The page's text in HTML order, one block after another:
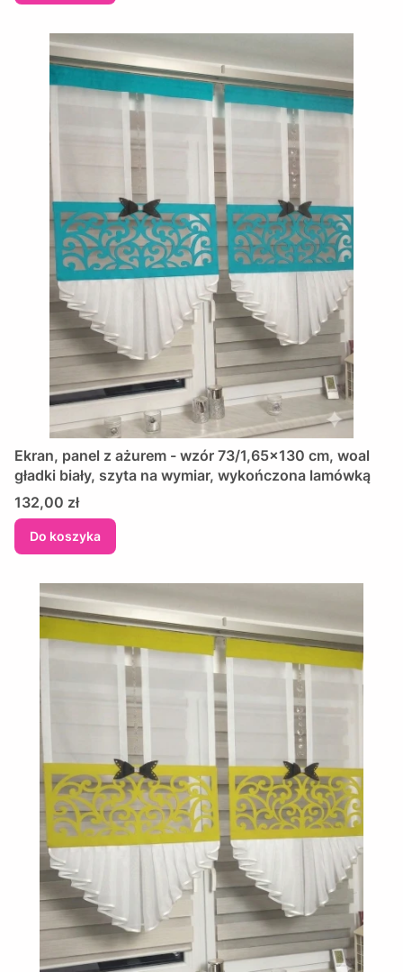
Ekran, panel z ażurem - wzór 73/1,65x130 cm, woal
gładki biały, szyta na wymiar, wykończona lamówką
Cena
132,00 zł
Do koszyka